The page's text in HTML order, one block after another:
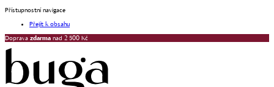
Přístupnostní navigace
Přejít k obsahu
Doprava zdarma nad 2 500 Kč